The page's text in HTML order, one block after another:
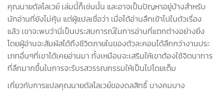
คุณนายดัลโลเวย์ เล่มนี้ก็เช่นนั้น และอาจเป็นปัญหาอยู่บ้างสำหรับ
นักอ่านที่ยังไม่คุ้น แต่ผู้แปลเชื่อว่า เมื่อได้อ่านลึกเข้าไปในตัวเรื่อง
แล้ว เขาจะพบว่านี่เป็นประสบการณ์ในการอ่านที่แตกต่างอย่างยิ่ง
โดยผู้อ่านจะสัมผัสได้ถึงชีวิตภายในของตัวละคอนได้ลึกกว่างานประ
เภทอื่นๆที่เขาได้เคยอ่านมา ทั้งเหมือนจะเสริมให้เขาต้องใช้จิตนาการ
ที่ลึกมากขึ้นในการจะรับรสวรรณกรรมให้เป็นไปโดยเต็ม
เกี่ยวกับการแปลคุณนายดัลโลเวย์ของดลสิทธิ์ บางคมบาง